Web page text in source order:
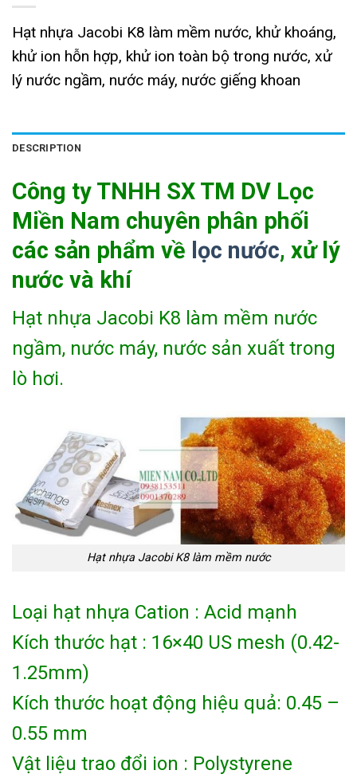
Hạt nhựa Jacobi K8 làm mềm nước, khử khoáng,
khử ion hỗn hợp, khử ion toàn bộ trong nước, xử
lý nước ngầm, nước máy, nước giếng khoan
DESCRIPTION
Công ty TNHH SX TM DV Lọc
Miền Nam chuyên phân phối
các sản phẩm về lọc nước, xử lý
nước và khí
Hạt nhựa Jacobi K8 làm mềm nước
ngầm, nước máy, nước sản xuất trong
lò hơi.
Hạt nhựa Jacobi K8 làm mềm nước
Loại hạt nhựa Cation : Acid mạnh
Kích thước hạt : 16×40 US mesh (0.42-
1.25mm)
Kích thước hoạt động hiệu quả: 0.45 –
0.55 mm
Vật liệu trao đổi ion : Polystyrene